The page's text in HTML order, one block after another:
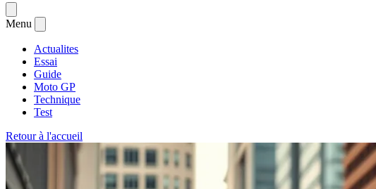
Menu
Actualites
Essai
Guide
Moto GP
Technique
Test
Retour à l'accueil